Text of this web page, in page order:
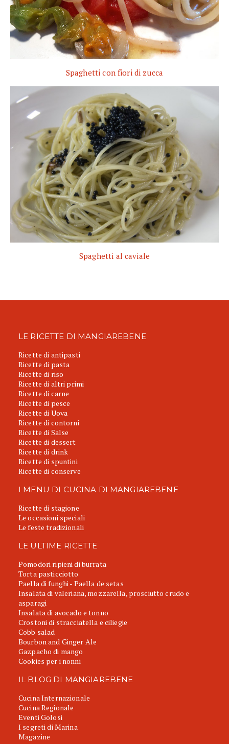
Spaghetti con fiori di zucca
Spaghetti al caviale
LE RICETTE DI MANGIAREBENE
Ricette di antipasti
Ricette di pasta
Ricette di riso
Ricette di altri primi
Ricette di carne
Ricette di pesce
Ricette di Uova
Ricette di contorni
Ricette di Salse
Ricette di dessert
Ricette di drink
Ricette di spuntini
Ricette di conserve
I MENU DI CUCINA DI MANGIAREBENE
Ricette di stagione
Le occasioni speciali
Le feste tradizionali
LE ULTIME RICETTE
Pomodori ripieni di burrata
Torta pasticciotto
Paella di funghi - Paella de setas
Insalata di valeriana, mozzarella, prosciutto crudo e
asparagi
Insalata di avocado e tonno
Crostoni di stracciatella e ciliegie
Cobb salad
Bourbon and Ginger Ale
Gazpacho di mango
Cookies per i nonni
IL BLOG DI MANGIAREBENE
Cucina Internazionale
Cucina Regionale
Eventi Golosi
I segreti di Marina
Magazine